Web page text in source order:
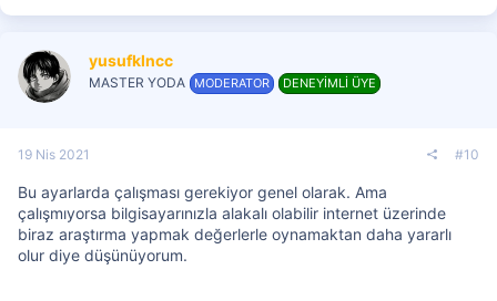
yusufklncc
MASTER YODA MODERATOR DENEYİMLİ ÜYE
19 Nis 2021 #10
Bu ayarlarda çalışması gerekiyor genel olarak. Ama
çalışmıyorsa bilgisayarınızla alakalı olabilir internet üzerinde
biraz araştırma yapmak değerlerle oynamaktan daha yararlı
olur diye düşünüyorum.